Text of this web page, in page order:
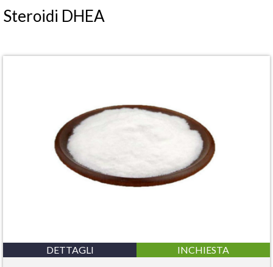
Steroidi DHEA
DETTAGLI INCHIESTA